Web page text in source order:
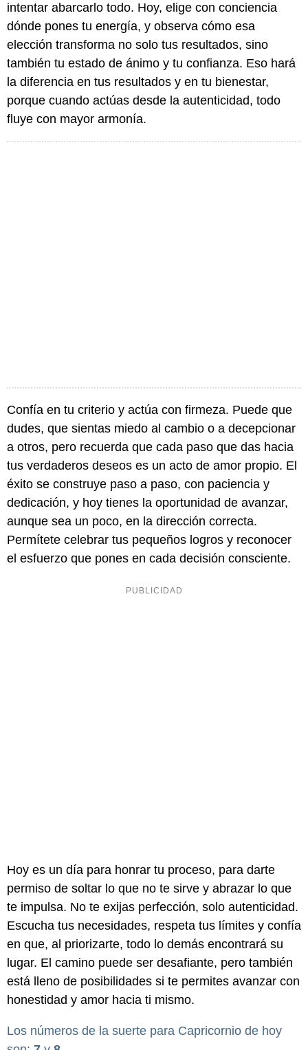
intentar abarcarlo todo. Hoy, elige con conciencia
dónde pones tu energía, y observa cómo esa
elección transforma no solo tus resultados, sino
también tu estado de ánimo y tu confianza. Eso hará
la diferencia en tus resultados y en tu bienestar,
porque cuando actúas desde la autenticidad, todo
fluye con mayor armonía.
Confía en tu criterio y actúa con firmeza. Puede que
dudes, que sientas miedo al cambio o a decepcionar
a otros, pero recuerda que cada paso que das hacia
tus verdaderos deseos es un acto de amor propio. El
éxito se construye paso a paso, con paciencia y
dedicación, y hoy tienes la oportunidad de avanzar,
aunque sea un poco, en la dirección correcta.
Permítete celebrar tus pequeños logros y reconocer
el esfuerzo que pones en cada decisión consciente.
Hoy es un día para honrar tu proceso, para darte
permiso de soltar lo que no te sirve y abrazar lo que
te impulsa. No te exijas perfección, solo autenticidad.
Escucha tus necesidades, respeta tus límites y confía
en que, al priorizarte, todo lo demás encontrará su
lugar. El camino puede ser desafiante, pero también
está lleno de posibilidades si te permites avanzar con
honestidad y amor hacia ti mismo.
Los números de la suerte para Capricornio de hoy